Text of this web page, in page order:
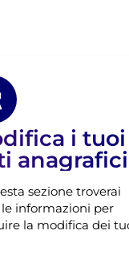
i tuoi
anagrafici
sezione troverai
informazioni per
la modifica dei